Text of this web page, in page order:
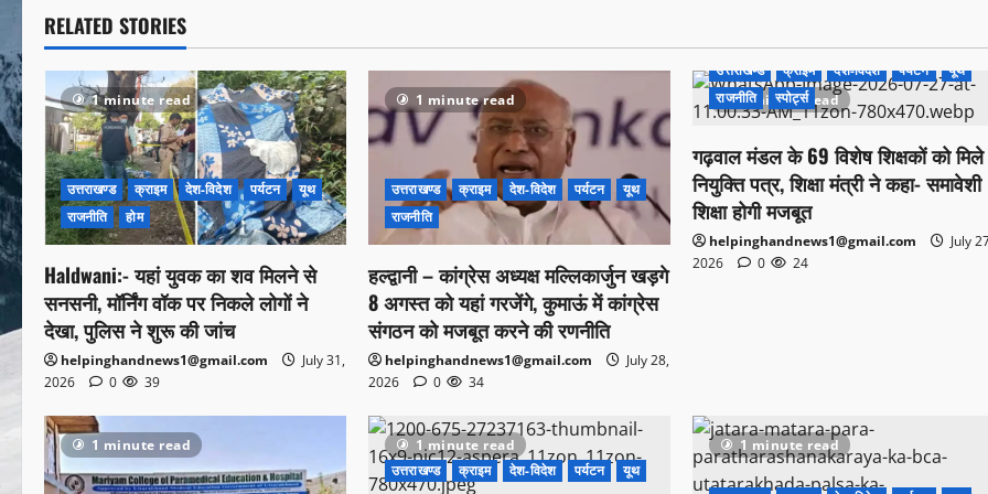
RELATED STORIES
1 minute read
उत्तराखण्ड क्राइम देश-विदेश पर्यटन
यूथ
राजनीति
होम
Haldwani:- यहां युवक का शव मिलने से
सनसनी, मॉर्निंग वॉक पर निकले लोगों ने
देखा, पुलिस ने शुरू की जांच
helpinghandnews1@gmail.com
July 31,
2026
0 39
1 minute read
उत्तराखण्ड क्राइम देश-विदेश पर्यटन
यूथ
राजनीति
हल्द्वानी – कांग्रेस अध्यक्ष मल्लिकार्जुन खड़गे
8 अगस्त को यहां गरजेंगे, कुमाऊं में कांग्रेस
संगठन को मजबूत करने की रणनीति
helpinghandnews1@gmail.com
July 28,
2026
0 34
1 minute read
उत्तराखण्ड क्राइम देश-विदेश पर्यटन
यूथ
राजनीति
स्पोर्ट्स
गढ़वाल मंडल के 69 विशेष शिक्षकों को मिले
नियुक्ति पत्र, शिक्षा मंत्री ने कहा- समावेशी
शिक्षा होगी मजबूत
helpinghandnews1@gmail.com
July
2026
0 24
1 minute read
1 minute read
उत्तराखण्ड
क्राइम देश-विदेश पर्यटन यूथ
1 minute read